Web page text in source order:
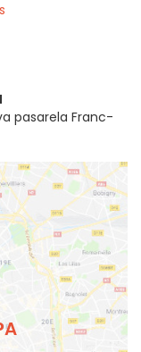
pasarela Franc-